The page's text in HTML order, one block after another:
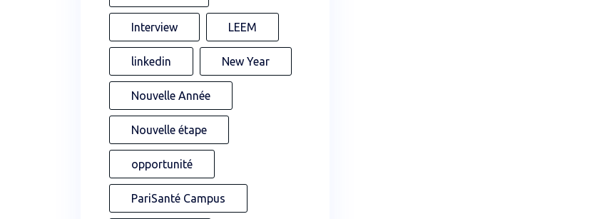
Interview LEEM
linkedin New Year
Nouvelle Année
Nouvelle étape
opportunité
PariSanté Campus